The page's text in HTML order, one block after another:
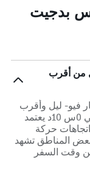
بدجيت
من أقرب
جار فيو- ليل وأقرب
مطار، مطار ليكا، تستغرق القيادة عادةً حوالي 0س 10د يعتمد
حركة
المناطق تشهد
وقت السفر